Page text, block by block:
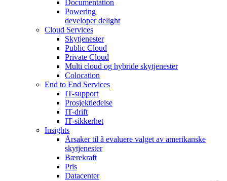
Documentation
Powering
developer delight
Cloud Services
Skytjenester
Public Cloud
Private Cloud
Multi cloud og hybride skytjenester
Colocation
End to End Services
IT-support
Prosjektledelse
IT-drift
IT-sikkerhet
Insights
Årsaker til å evaluere valget av amerikanske
skytjenester
Bærekraft
Pris
Datacenter